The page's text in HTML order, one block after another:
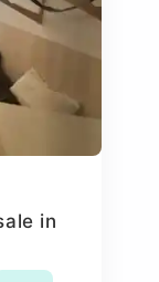
in